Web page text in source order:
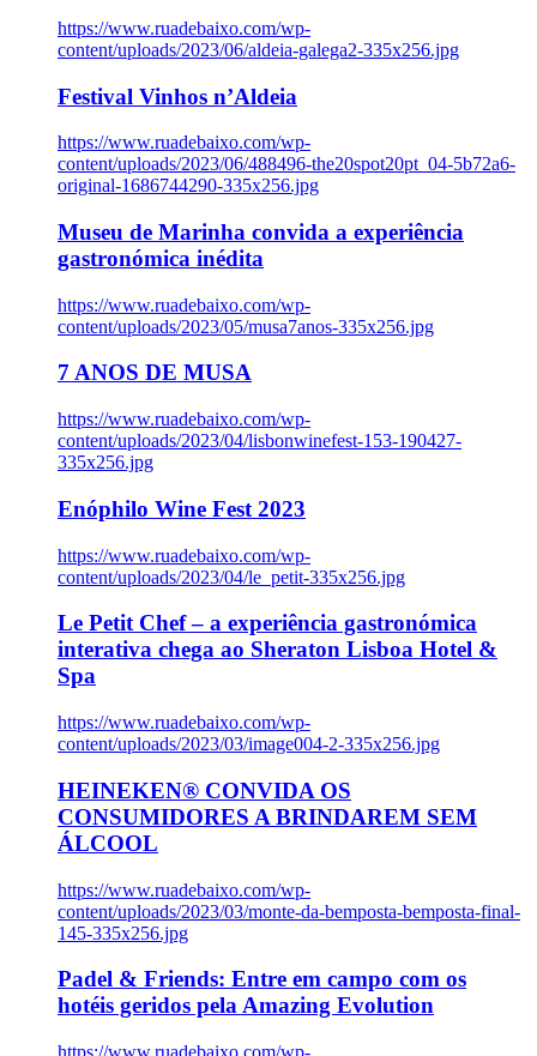
https://www.ruadebaixo.com/wp-
content/uploads/2023/06/aldeia-galega2-335x256.jpg
Festival Vinhos n’Aldeia
https://www.ruadebaixo.com/wp-
content/uploads/2023/06/488496-the20spot20pt_04-5b72a6-
original-1686744290-335x256.jpg
Museu de Marinha convida a experiência
gastronómica inédita
https://www.ruadebaixo.com/wp-
content/uploads/2023/05/musa7anos-335x256.jpg
7 ANOS DE MUSA
https://www.ruadebaixo.com/wp-
content/uploads/2023/04/lisbonwinefest-153-190427-
335x256.jpg
Enóphilo Wine Fest 2023
https://www.ruadebaixo.com/wp-
content/uploads/2023/04/le_petit-335x256.jpg
Le Petit Chef – a experiência gastronómica
interativa chega ao Sheraton Lisboa Hotel &
Spa
https://www.ruadebaixo.com/wp-
content/uploads/2023/03/image004-2-335x256.jpg
HEINEKEN® CONVIDA OS
CONSUMIDORES A BRINDAREM SEM
ÁLCOOL
https://www.ruadebaixo.com/wp-
content/uploads/2023/03/monte-da-bemposta-bemposta-final-
145-335x256.jpg
Padel & Friends: Entre em campo com os
hotéis geridos pela Amazing Evolution
https://www.ruadebaixo.com/wp-